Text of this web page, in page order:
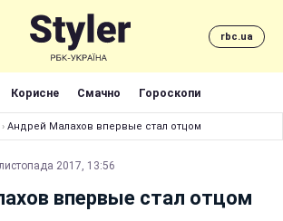
rbc.ua
Корисне Смачно Гороскопи
› Андрей Малахов впервые стал отцом
2017, 13:56
впервые стал отцом